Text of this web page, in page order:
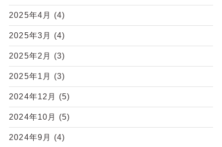
2025年4月 (4)
2025年3月 (4)
2025年2月 (3)
2025年1月 (3)
2024年12月 (5)
2024年10月 (5)
2024年9月 (4)